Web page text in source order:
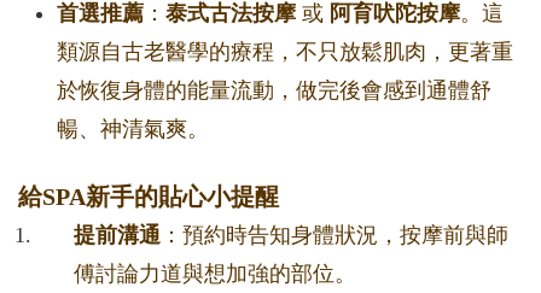
首選推薦 ： 泰式古法按摩或 阿育吠陀按摩。這
類源自古老醫學的療程，不只放鬆肌肉，更著重
於恢復身體的能量流動，做完後會感到通體舒
暢、神清氣爽。
給SPA新手的貼心小提醒
提前溝通 ：預約時告知身體狀況，按摩前與師
傅討論力道與想加強的部位。